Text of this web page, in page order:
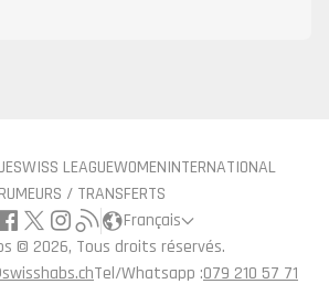
SWISS LEAGUEWOMENINTERNATIONAL
RUMEURS / TRANSFERTS
Français
© 2026, Tous droits réservés.
Tel/Whatsapp :079 210 57 71